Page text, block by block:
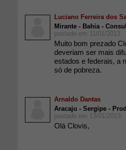
Luciano Ferreira dos
Mirante - Bahia -
postado em 11/01/2013
Muito bom prezado
deveriam ser mais
estados e federais, a
só de pobreza.
Arnaldo Dantas
Aracaju - Sergipe -
postado em 13/01/2013
Olá Clovis,